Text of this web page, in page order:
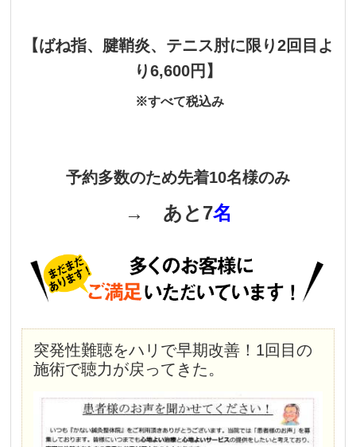
【ばね指、腱鞘炎、テニス肘に限り2回目よ
り6,600円】
※すべて税込み
予約多数のため先着10名様のみ
→ あと7名
突発性難聴をハリで早期改善！1回目の
施術で聴力が戻ってきた。